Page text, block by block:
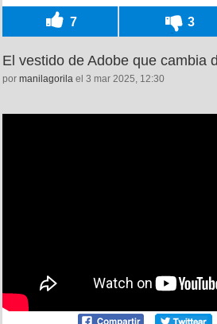
7 3
El vestido de Adobe que cambia
por manilagorila el 3 mar 2025, 12:30